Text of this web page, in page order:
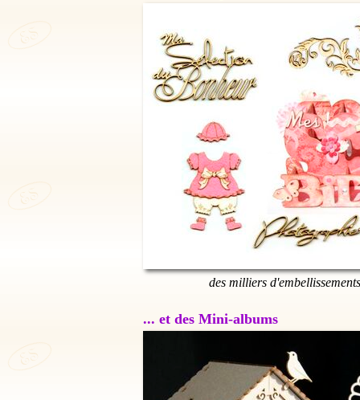
des milliers
... et des Mini-albums